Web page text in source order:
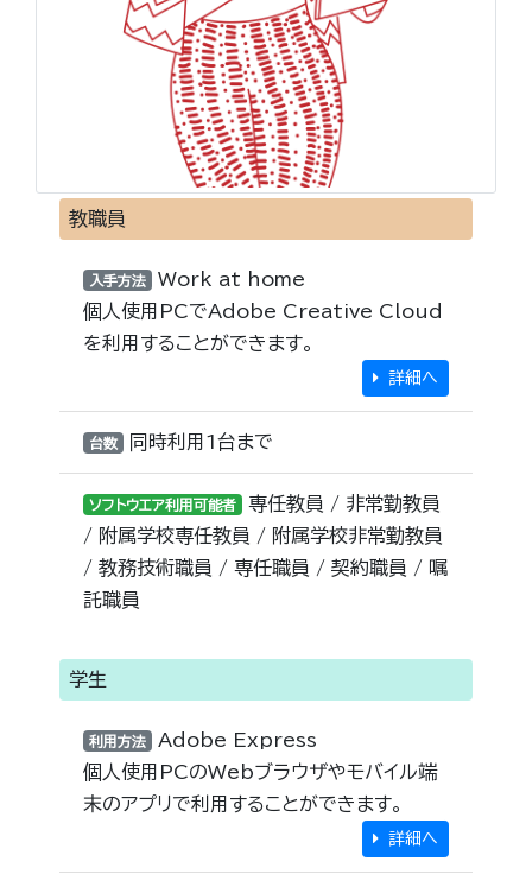
教職員
入手方法 Work at home
個人使用PCでAdobe Creative Cloud
を利用することができます。
詳細へ
台数 同時利用1台まで
ソフトウエア利用可能者 専任教員 / 非常勤教員
/ 附属学校専任教員 / 附属学校非常勤教員
/ 教務技術職員 / 専任職員 / 契約職員 / 嘱
託職員
学生
利用方法 Adobe Express
個人使用PCのWebブラウザやモバイル端
末のアプリで利用することができます。
詳細へ